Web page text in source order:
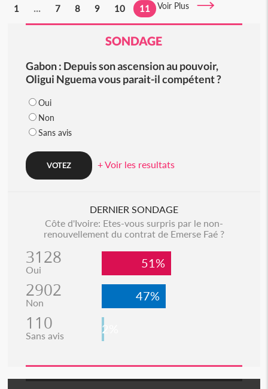
1 ... 7 8 9 10 11 Voir Plus
SONDAGE
Gabon : Depuis son ascension au pouvoir,
Oligui Nguema vous parait-il compétent ?
Oui
Non
Sans avis
+ Voir les resultats
DERNIER SONDAGE
Côte d'Ivoire: Etes-vous surpris par le non-
renouvellement du contrat de Emerse Faé ?
3128
Oui 51%
2902
Non 47%
110
Sans avis 2%